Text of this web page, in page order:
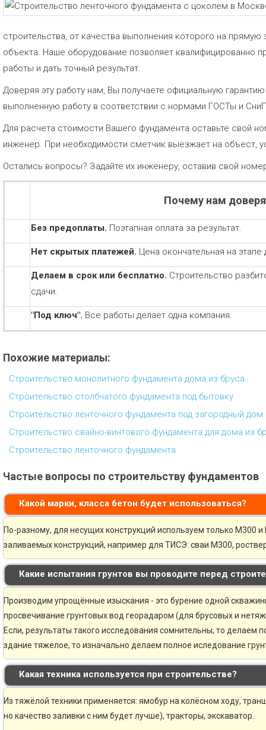
строительства, от качества выполнения которого на прямую
объекта. Наше оборудование позволяет квалифицированно
работы и дать точный результат.
Доверяя эту работу нам, Вы получаете официальную
выполненную работу в соответствии с нормами ГОСТы и
Для расчета стоимости Вашего фундамента оставьте свой
инженер. При необходимости сметчик выезжает на объест,
Остались вопросы? Задайте их инженеру, оставив свой
Почему нам
Без предоплаты. Поэтапная оплата за результат.
Нет скрытых платежей. Цена окончательная на этапе
Делаем в срок или бесплатно. Строительство
сдачи.
"Под ключ". Все работы делает одна компания.
Похожие материалы:
Строительство монолитного фундамента дома из бруса
Строительство столбчатого фундамента под бытовку
Строительство ленточного фундамента под загородный
Строительство свайно-винтового фундамента для дома из
Строительство ленточного фундамента
Частые вопросы по строительству фундаментов
Какой марки, класса бетон будет использоваться?
По-разному, для несущих конструкций используем только М300
заливаемых конструкций, например для ТИСЭ: сваи М300,
Какие испытания грунтов вы проводите перед
Производим упрощённые изыскания - это бурение одной
просвечивание грунтовых вод георадаром (для брусовых и
Если, результаты такого исследования сомнительны, то делаем
здание тяжелое, то изначально делаем полное иследование
Какая техника используется при строительстве?
Из тяжёлой техники применяется: ямобур на колёсном ходу,
но качество заливки с ним будет лучше), тракторы, экскаватор.